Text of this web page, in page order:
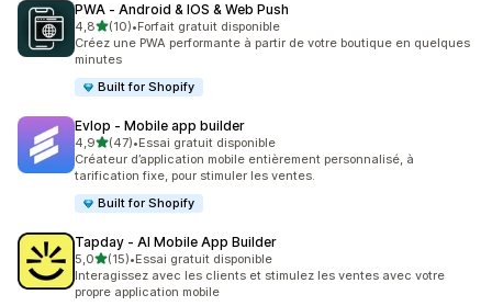
PWA ‑ Android & IOS & Web Push
4,8étoile(s) sur 5
(10)
10 avis au total
•Forfait gratuit disponible
Créez une PWA performante à partir de votre boutique en quelques
minutes
Built for Shopify
Evlop ‑ Mobile app builder
4,9étoile(s) sur 5
(47)
47 avis au total
•Essai gratuit disponible
Créateur d’application mobile entièrement personnalisé, à
tarification fixe, pour stimuler les ventes.
Built for Shopify
Tapday ‑ AI Mobile App Builder
5,0étoile(s) sur 5
(15)
15 avis au total
•Essai gratuit disponible
Interagissez avec les clients et stimulez les ventes avec votre
propre application mobile